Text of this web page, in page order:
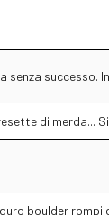
senza successo.
di merda...
boulder